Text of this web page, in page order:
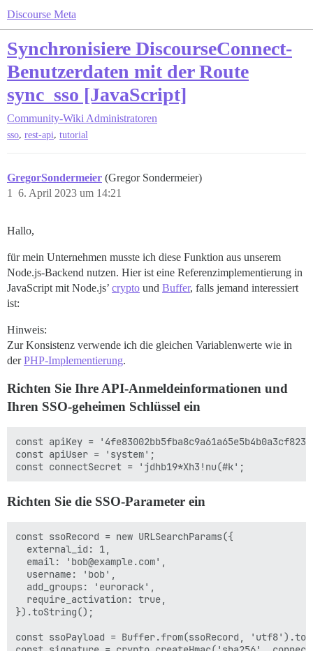
Discourse Meta
Synchronisiere DiscourseConnect-
Benutzerdaten mit der Route
sync_sso [JavaScript]
Community-Wiki Administratoren
sso, rest-api, tutorial
GregorSondermeier (Gregor Sondermeier)
6. April 2023 um 14:21
1
Hallo,
für mein Unternehmen musste ich diese Funktion aus unserem
Node.js-Backend nutzen. Hier ist eine Referenzimplementierung in
JavaScript mit Node.js’ crypto und Buffer, falls jemand interessiert
ist:
Hinweis:
Zur Konsistenz verwende ich die gleichen Variablenwerte wie in
derPHP-Implementierung.
Richten Sie Ihre API-Anmeldeinformationen und
Ihren SSO-geheimen Schlüssel ein
const apiKey =
const apiUser = 'system';
Richten Sie die SSO-Parameter ein
const ssoRecord = new URLSearchParams({
  external_id: 1,
  email: 'bob@example.com',
  username: 'bob',
  add_groups: 'eurorack',
  require_activation: true,
}).toString();
const ssoPayload = Buffer.from(ssoRecord,